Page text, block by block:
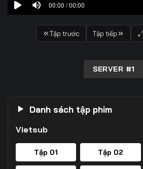
00:00 / 00:00
Tập trước Tập tiếp
SERVER #1
Danh sách tập phim
Vietsub
Tập 01 Tập 02